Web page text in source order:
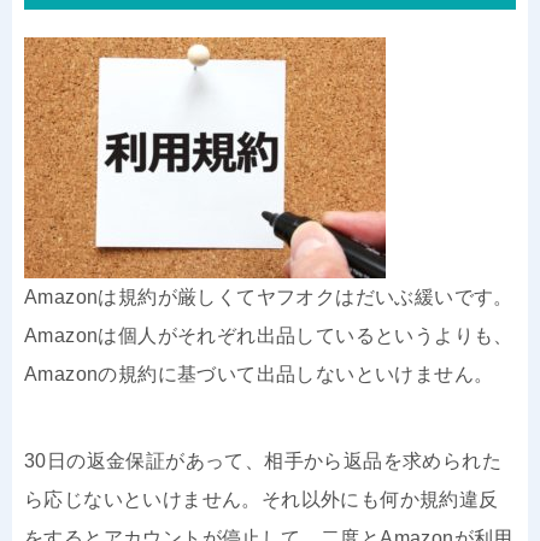
Amazonは規約が厳しくてヤフオクはだいぶ緩いです。
Amazonは個人がそれぞれ出品しているというよりも、
Amazonの規約に基づいて出品しないといけません。
30日の返金保証があって、相手から返品を求められた
ら応じないといけません。それ以外にも何か規約違反